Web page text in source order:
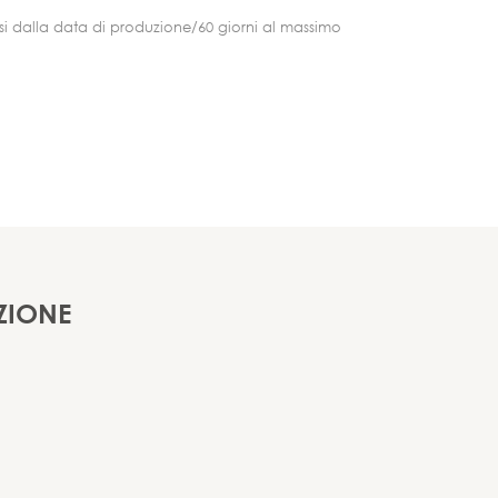
dalla data di produzione/60 giorni al massimo